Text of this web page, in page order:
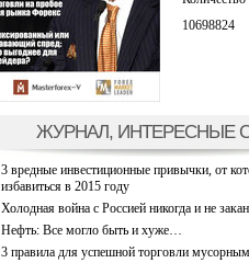
10698824
ЖУРНАЛ, ИНТЕРЕСНЫЕ
3 вредные инвестиционные привычки, от
избавиться в 2015 году
Холодная война с Россией никогда и не
Нефть: Все могло быть и хуже…
3 правила для успешной торговли